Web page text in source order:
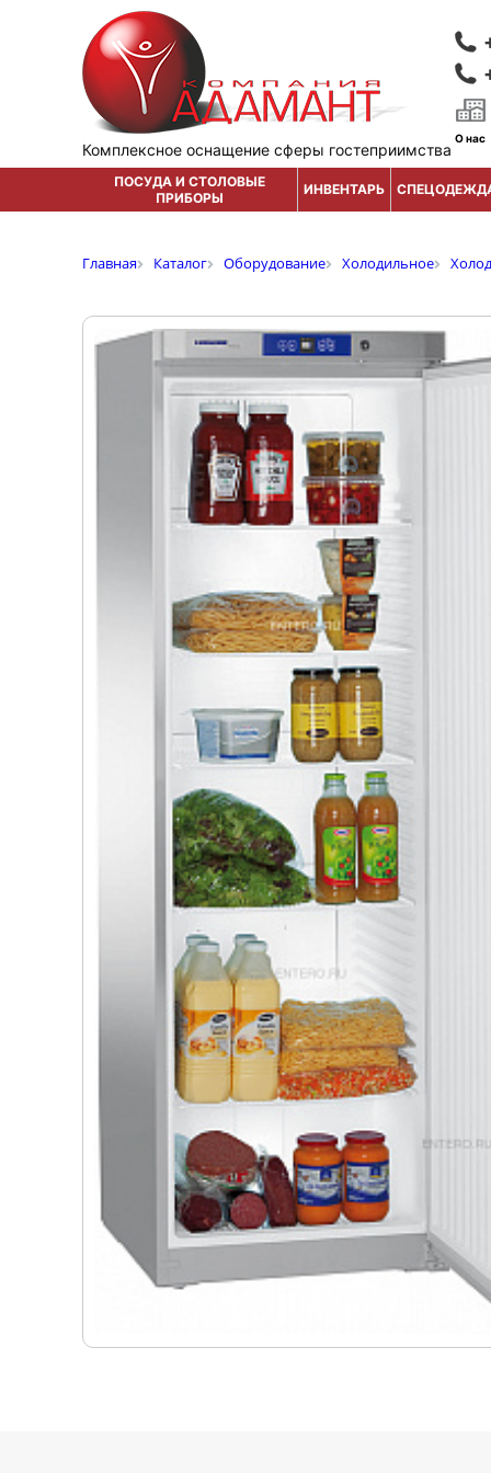
Комплексное оснащение сферы гостеприимства
О нас
ПОСУДА И СТОЛОВЫЕ
ПРИБОРЫ
ИНВЕНТАРЬ
Главная Каталог Оборудование Холодильное